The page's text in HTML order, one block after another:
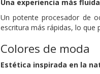
Una experiencia más fluida
Un potente procesador de
escritura más rápidas, lo que
Colores de moda
Estética inspirada en la